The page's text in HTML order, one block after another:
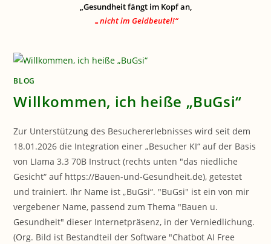
„Gesundheit fängt im Kopf an,
…nicht im Geldbeutel!“
BLOG
Willkommen, ich heiße „BuGsi“
Zur Unterstützung des Besuchererlebnisses wird seit dem
18.01.2026 die Integration einer „Besucher KI“ auf der Basis
von LIama 3.3 70B Instruct (rechts unten "das niedliche
Gesicht“ auf https://Bauen-und-Gesundheit.de), getestet
und trainiert. Ihr Name ist „BuGsi“. "BuGsi" ist ein von mir
vergebener Name, passend zum Thema "Bauen u.
Gesundheit" dieser Internetpräsenz, in der Verniedlichung.
(Org. Bild ist Bestandteil der Software "Chatbot AI Free